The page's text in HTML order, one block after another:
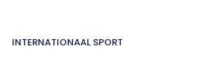
INTERNATIONAAL SPORT